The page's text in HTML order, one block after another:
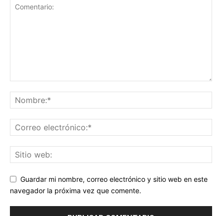
Guardar mi nombre, correo electrónico y sitio web en este
navegador la próxima vez que comente.